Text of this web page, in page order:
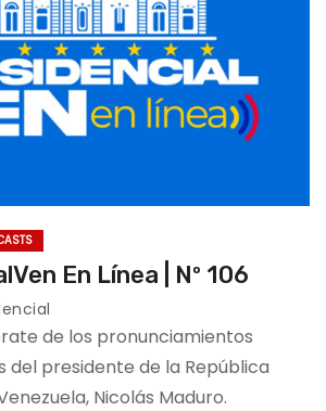
En Línea | Nº 106
de los pronunciamientos
del presidente de la República
Nicolás Maduro.